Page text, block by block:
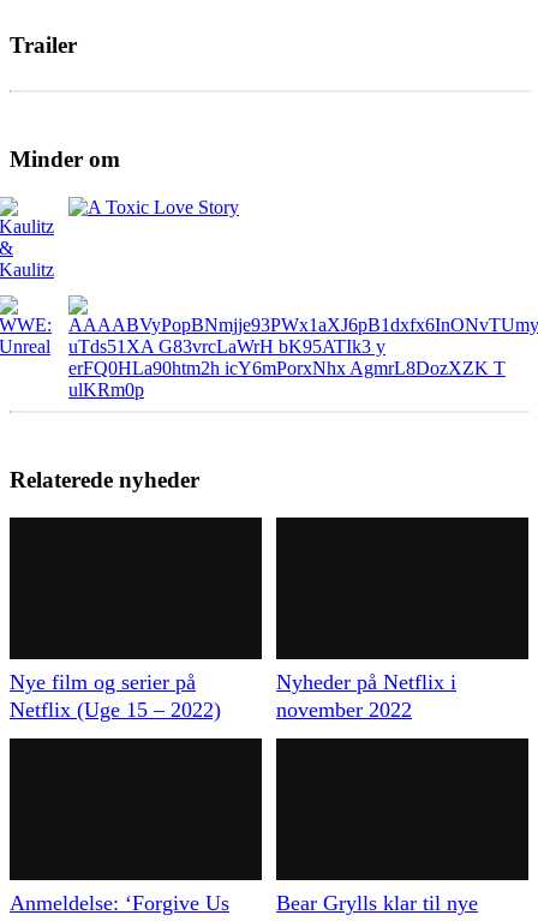
Trailer
Minder om
Relaterede nyheder
Nye film og serier på
Netflix (Uge 15 – 2022)
Nyheder på Netflix i
november 2022
Anmeldelse: ‘Forgive Us
Bear Grylls klar til nye